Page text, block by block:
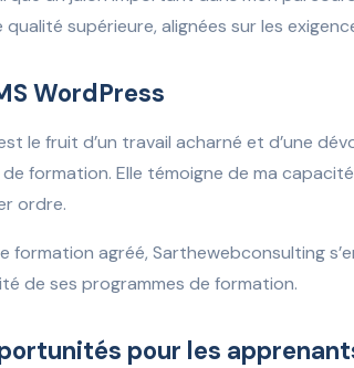
supérieure, alignées sur les
WordPress
le fruit d’un travail acharné et d’une
formation. Elle témoigne de ma
ordre.
formation agréé, Sarthewebconsulting
de ses programmes de formation.
pour les